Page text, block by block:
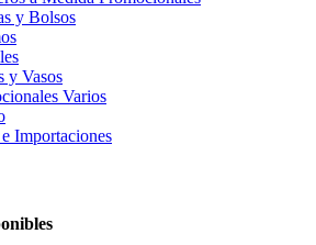
y Bolsos
y Vasos
Varios
Importaciones